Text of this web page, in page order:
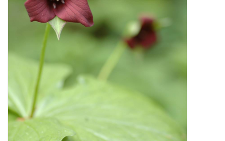
Aanbiedingen
Bodemverbetering
Overige producten
Advies
Onze tuinen!